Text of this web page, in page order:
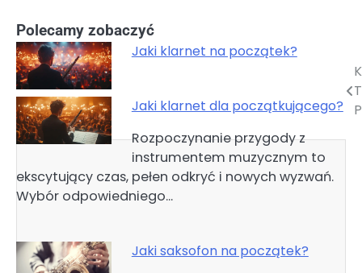
Polecamy zobaczyć
Jaki klarnet na początek?
Jaki klarnet dla początkującego?
Rozpoczynanie przygody z
instrumentem muzycznym to
ekscytujący czas, pełen odkryć i nowych wyzwań.
Wybór odpowiedniego…
Jaki saksofon na początek?
Nawigacja
wpisu